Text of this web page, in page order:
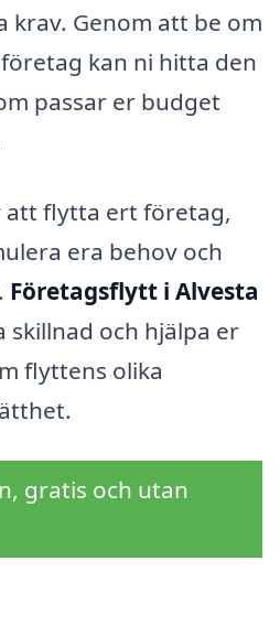
krav. Genom att be om
kan ni hitta den
passar er budget
att flytta ert företag,
era behov och
Företagsflytt i Alvesta
skillnad och hjälpa er
flyttens olika
gratis och utan